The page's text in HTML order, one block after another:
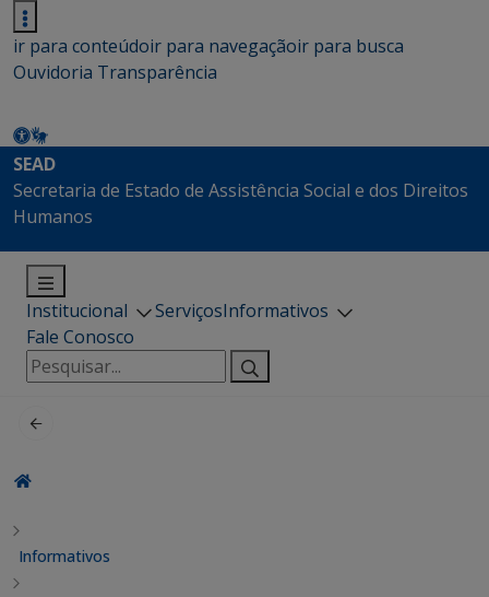
ir para conteúdoir para navegaçãoir para busca
Ouvidoria Transparência
SEAD
Secretaria de Estado de Assistência Social e dos Direitos
Humanos
Institucional ServiçosInformativos
Fale Conosco
Pesquisar
por:
Informativos